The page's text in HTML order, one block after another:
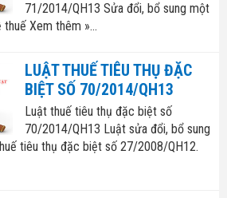
71/2014/QH13 Sửa đổi, bổ sung một
Xem thêm »...
LUẬT THUẾ TIÊU THỤ ĐẶC
BIỆT SỐ 70/2014/QH13
Luật thuế tiêu thụ đặc biệt số
70/2014/QH13 Luật sửa đổi, bổ sung
tiêu thụ đặc biệt số 27/2008/QH12.